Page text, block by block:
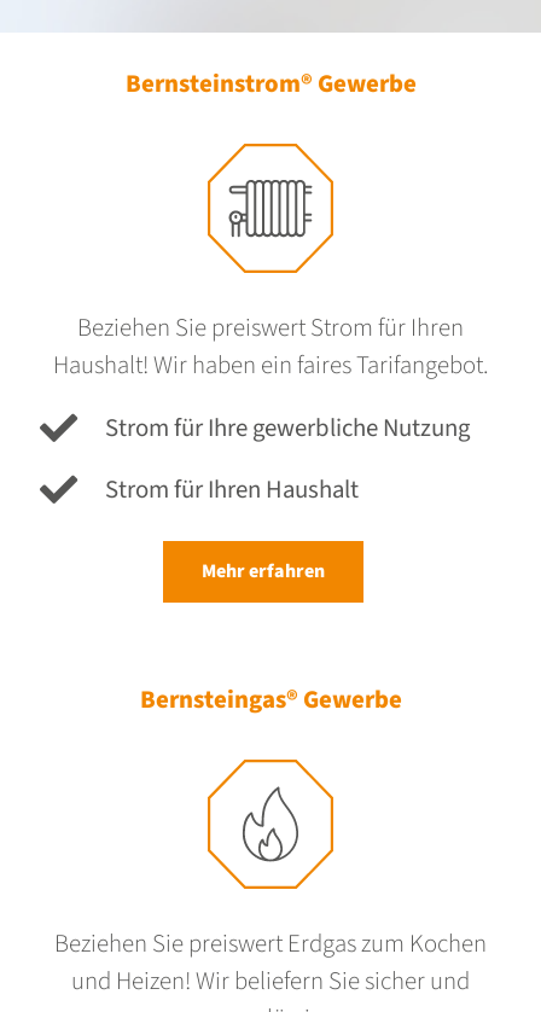
Bernsteinstrom® Gewerbe
Beziehen Sie preiswert Strom für Ihren
Haushalt! Wir haben ein faires Tarifangebot.
Strom für Ihre gewerbliche Nutzung
Strom für Ihren Haushalt
Mehr erfahren
Bernsteingas® Gewerbe
Beziehen Sie preiswert Erdgas zum Kochen
und Heizen! Wir beliefern Sie sicher und